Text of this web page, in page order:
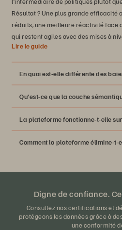
Résultat ? Une plus grande efficacité
réduits, une meilleure réactivité face
qui restent agiles avec des mises à
Lire le guide
En quoi est-elle différente des
Qu’est-ce que la couche
La plateforme fonctionne-t-elle
Comment la plateforme élimine-t-
Digne de confiance.
Consultez nos certifications et
protégeons les données grâce à
une conformité